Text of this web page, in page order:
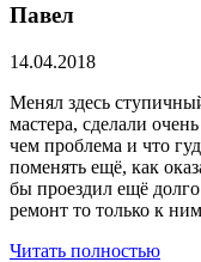
Павел
14.04.2018
Менял здесь
мастера, сделали
чем проблема и что
поменять ещё, как
бы проездил ещё
ремонт то только к
Читать полностью